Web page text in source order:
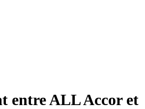
entre ALL Accor et